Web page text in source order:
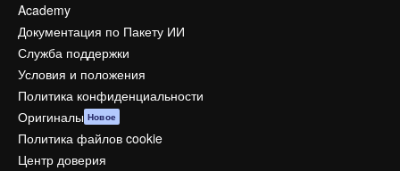
Academy
Документация по Пакету ИИ
Служба поддержки
Условия и положения
Политика конфиденциальности
Оригиналы Новое
Политика файлов cookie
Центр доверия